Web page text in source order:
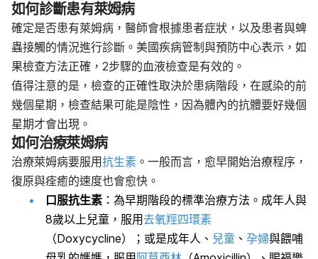
如何診斷患有萊姆病
確定是否患有萊姆病，醫師會根據患者症狀，以及患者與蜱
蟲接觸的情況進行診斷。美國疾病管制與預防中心表示，如
果檢查方法正確，2步驟的血液檢查是有效的。
值得注意的是，檢查的正確性取決於患病階段，在感染的前
幾個星期，檢查結果可能是陰性，因為體內的抗體要好幾個
星期才會出現。
如何治療萊姆病
治療萊姆病要服用抗生素 。一般而言，愈早開始治療程序，
復原與痊癒的速度也會愈快。
口服抗生素 ：為早期階段的標準治療方法。成年人與
8歲以上兒童，服用去氧羥四環素
（Doxycycline）；或是成年人、 兒童 、 孕婦與餵哺